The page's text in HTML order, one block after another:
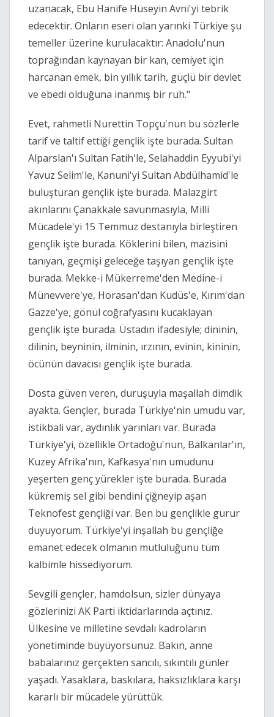
uzanacak, Ebu Hanife Hüseyin Avni'yi tebrik
edecektir. Onların eseri olan yarınki Türkiye şu
temeller üzerine kurulacaktır: Anadolu'nun
toprağından kaynayan bir kan, cemiyet için
harcanan emek, bin yıllık tarih, güçlü bir devlet
ve ebedi olduğuna inanmış bir ruh."
Evet, rahmetli Nurettin Topçu'nun bu sözlerle
tarif ve taltif ettiği gençlik işte burada. Sultan
Alparslan'ı Sultan Fatih'le, Selahaddin Eyyubi'yi
Yavuz Selim'le, Kanuni'yi Sultan Abdülhamid'le
buluşturan gençlik işte burada. Malazgirt
akınlarını Çanakkale savunmasıyla, Milli
Mücadele'yi 15 Temmuz destanıyla birleştiren
gençlik işte burada. Köklerini bilen, mazisini
tanıyan, geçmişi geleceğe taşıyan gençlik işte
burada. Mekke-i Mükerreme'den Medine-i
Münevvere'ye, Horasan'dan Kudüs'e, Kırım'dan
Gazze'ye, gönül coğrafyasını kucaklayan
gençlik işte burada. Üstadın ifadesiyle; dininin,
dilinin, beyninin, ilminin, ırzının, evinin, kininin,
öcünün davacısı gençlik işte burada.
Dosta güven veren, duruşuyla maşallah dimdik
ayakta. Gençler, burada Türkiye'nin umudu var,
istikbali var, aydınlık yarınları var. Burada
Türkiye'yi, özellikle Ortadoğu'nun, Balkanlar'ın,
Kuzey Afrika'nın, Kafkasya'nın umudunu
yeşerten genç yürekler işte burada. Burada
kükremiş sel gibi bendini çiğneyip aşan
Teknofest gençliği var. Ben bu gençlikle gurur
duyuyorum. Türkiye'yi inşallah bu gençliğe
emanet edecek olmanın mutluluğunu tüm
kalbimle hissediyorum.
Sevgili gençler, hamdolsun, sizler dünyaya
gözlerinizi AK Parti iktidarlarında açtınız.
Ülkesine ve milletine sevdalı kadroların
yönetiminde büyüyorsunuz. Bakın, anne
babalarınız gerçekten sancılı, sıkıntılı günler
yaşadı. Yasaklara, baskılara, haksızlıklara karşı
kararlı bir mücadele yürüttük.